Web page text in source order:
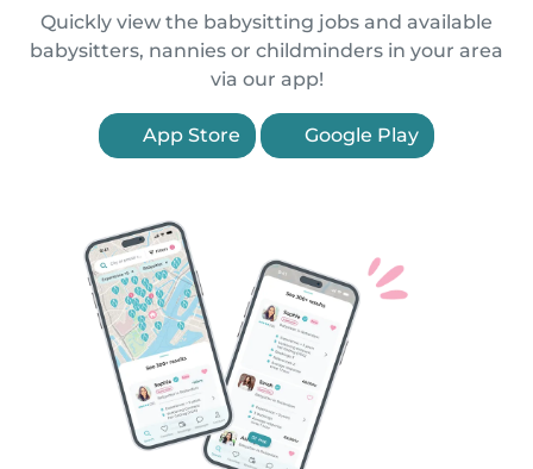
Quickly view the babysitting jobs and available
babysitters, nannies or childminders in your area
via our app!
App Store Google Play